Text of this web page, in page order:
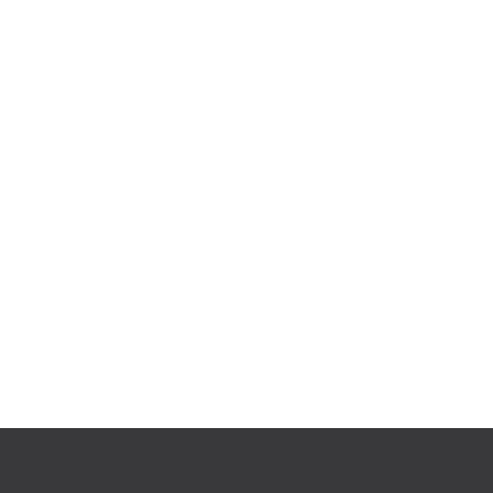
(חשבתי
לקחת את
ואז